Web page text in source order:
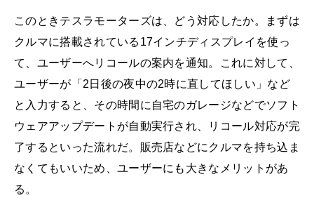
このときテスラモーターズは、どう対応したか。まずは
クルマに搭載されている17インチディスプレイを使っ
て、ユーザーへリコールの案内を通知。これに対して、
ユーザーが「2日後の夜中の2時に直してほしい」など
と入力すると、その時間に自宅のガレージなどでソフト
ウェアアップデートが自動実行され、リコール対応が完
了するといった流れだ。販売店などにクルマを持ち込ま
なくてもいいため、ユーザーにも大きなメリットがあ
る。